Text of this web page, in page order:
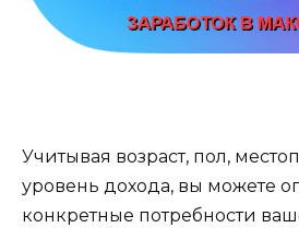
Учитывая возраст, пол,
уровень дохода, вы можете
конкретные потребности